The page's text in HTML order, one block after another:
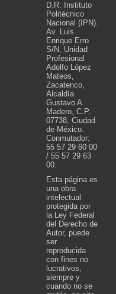
D.R. Instituto
Politécnico
Nacional (IPN).
Av. Luis
Enrique Erro
S/N, Unidad
Profesional
Adolfo López
Mateos,
Zacatenco,
Alcaldía
Gustavo A.
Madero, C.P.
07738, Ciudad
de México.
Conmutador:
55 57 29 60 00
/ 55 57 29 63
00.
Esta página es
una obra
intelectual
protegida por
la Ley Federal
del Derecho de
Autor, puede
ser
reproducida
con fines no
lucrativos,
siempre y
cuando no se